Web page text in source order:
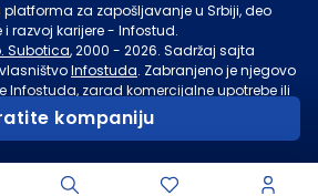
kompaniju
za zapošljavanje u Srbiji, deo
razvoj karijere - Infostud.
Subotica, 2000 - 2026. Sadržaj sajta
Infostuda. Zabranjeno je njegovo
Infostuda, zarad komercijalne upotrebe ili
potrebe posetilaca sajta.